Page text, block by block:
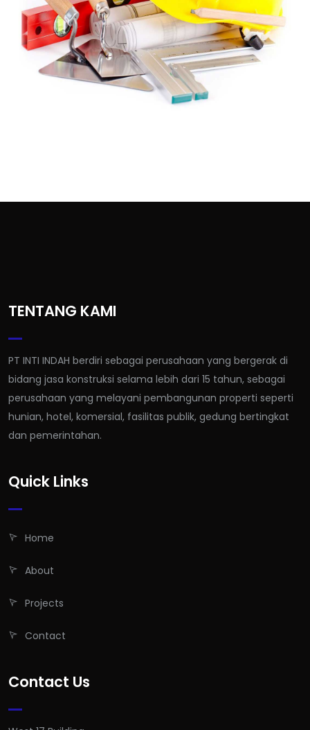
TENTANG KAMI
PT INTI INDAH berdiri sebagai perusahaan yang bergerak di
bidang jasa konstruksi selama lebih dari 15 tahun, sebagai
perusahaan yang melayani pembangunan properti seperti
hunian, hotel, komersial, fasilitas publik, gedung bertingkat
dan pemerintahan.
Quick Links
Home
About
Projects
Contact
Contact Us